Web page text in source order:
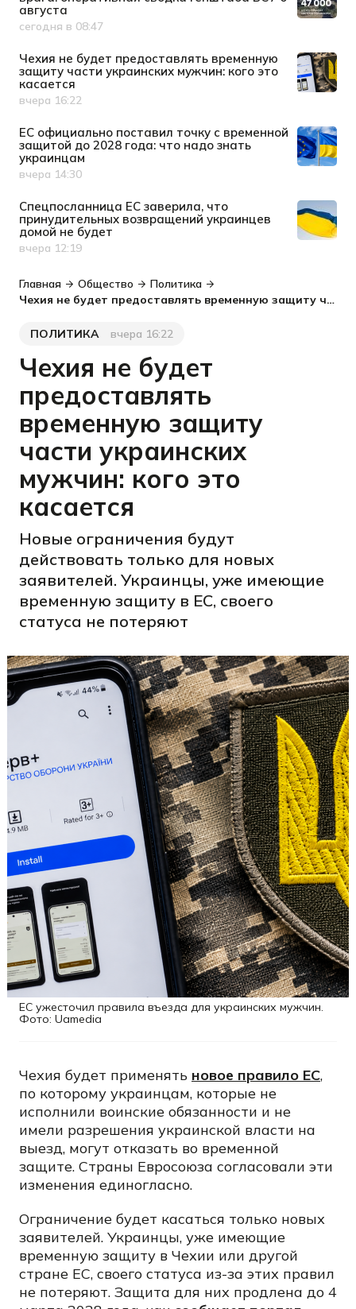
августа
Дата публикации
сегодня в 08:47
Чехия не будет предоставлять временную
защиту части украинских мужчин: кого это
касается
Дата публикации
вчера 16:22
ЕС официально поставил точку с временной
защитой до 2028 года: что надо знать
украинцам
Дата публикации
вчера 14:30
Спецпосланница ЕС заверила, что
принудительных возвращений украинцев
домой не будет
Дата публикации
вчера 12:19
Главная Общество
Политика
Чехия не будет предоставлять временную защиту части украинских мужчин: кого это касается
Категория
ПОЛИТИКА
Дата публикации
вчера 16:22
Чехия не будет
предоставлять
временную защиту
части украинских
мужчин: кого это
касается
Новые ограничения будут
действовать только для новых
заявителей. Украинцы, уже имеющие
временную защиту в ЕС, своего
статуса не потеряют
ЕС ужесточил правила въезда для украинских мужчин.
Фото: Uamedia
Чехия будет применять новое правило ЕС,
по которому украинцам, которые не
исполнили воинские обязанности и не
имели разрешения украинской власти на
выезд, могут отказать во временной
защите. Страны Евросоюза согласовали эти
изменения единогласно.
Ограничение будет касаться только новых
заявителей. Украинцы, уже имеющие
временную защиту в Чехии или другой
стране ЕС, своего статуса из-за этих правил
не потеряют. Защита для них продлена до 4